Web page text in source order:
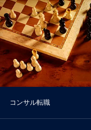
コンサル転職